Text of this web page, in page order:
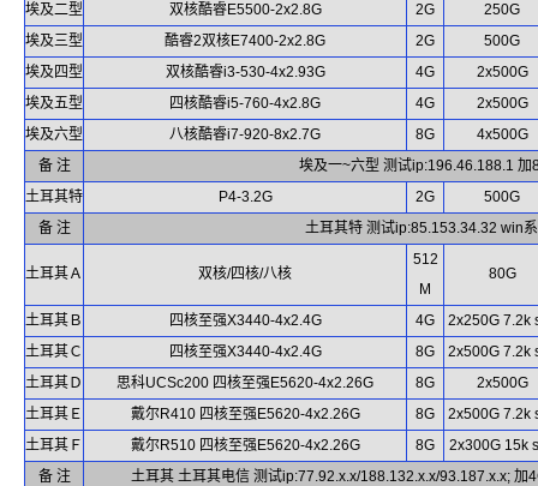
埃及二型
双核酷睿E5500-2x2.8G 2G
250G
埃及三型
酷睿2双核E7400-2x2.8G 2G
500G
埃及四型
双核酷睿i3-530-4x2.93G 4G
2x500G
埃及五型
四核酷睿i5-760-4x2.8G 4G
2x500G
埃及六型
八核酷睿i7-920-8x2.7G 8G
4x500G
备 注
埃及一~六型 测试ip:196.46.188.1 加
土耳其特
P4-3.2G 2G
500G
备 注
土耳其特 测试ip:85.153.34.32 win
土耳其Ａ 双核/四核/八核
512
M
80G
土耳其Ｂ 四核至强X3440-4x2.4G 4G
2x250G 7.2k
土耳其Ｃ
四核至强X3440-4x2.4G 8G
2x500G 7.2k
土耳其Ｄ
思科UCSc200 四核至强E5620-4x2.26G 8G
2x500G
土耳其Ｅ
戴尔R410 四核至强E5620-4x2.26G 8G
2x500G 7.2k
土耳其Ｆ
戴尔R510 四核至强E5620-4x2.26G 8G
2x300G 15k
备 注
土耳其 土耳其电信 测试ip:77.92.x.x/188.132.x.x/93.187.x.x; 加